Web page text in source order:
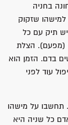
בחניה
שזקוק
יש תיק עם כל
(מפעם). הצלת
בדם. הזמן הוא
עוד לפני
על מישהו
כל שניה היא